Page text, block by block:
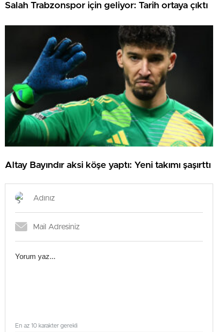
Salah Trabzonspor için geliyor: Tarih ortaya çıktı
Altay Bayındır aksi köşe yaptı: Yeni takımı şaşırttı
En az 10 karakter gerekli